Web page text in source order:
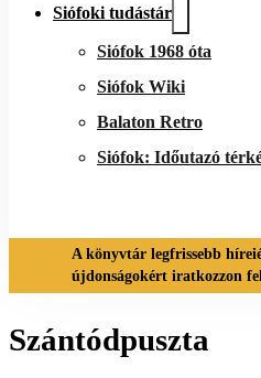
Siófoki tudástár
Siófok 1968 óta
Siófok Wiki
Balaton Retro
Siófok: Időutazó
A könyvtár legfrissebb
újdonságokért iratkozzon
Szántódpuszta